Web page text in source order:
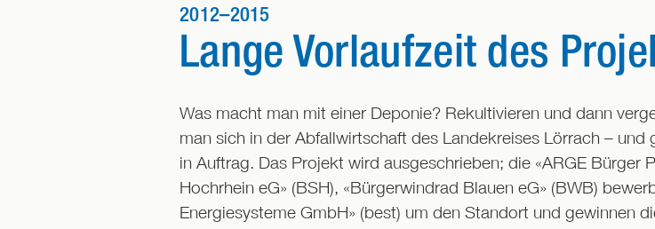
2012–2015
Lange Vorlaufzeit des
Was macht man mit einer Deponie? Rekultivieren und dann
man sich in der Abfallwirtschaft des Landekreises Lörrach –
in Auftrag. Das Projekt wird ausgeschrieben; die «ARGE Bürger
Hochrhein eG» (BSH), «Bürgerwindrad Blauen eG» (BWB)
Energiesysteme GmbH» (best) um den Standort und gewinnen